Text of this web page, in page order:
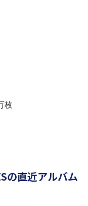
枚
の直近アルバム